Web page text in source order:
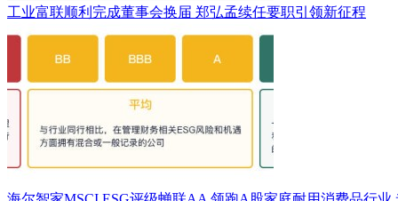
工业富联顺利完成董事会换届 郑弘孟续任要职引领新征程